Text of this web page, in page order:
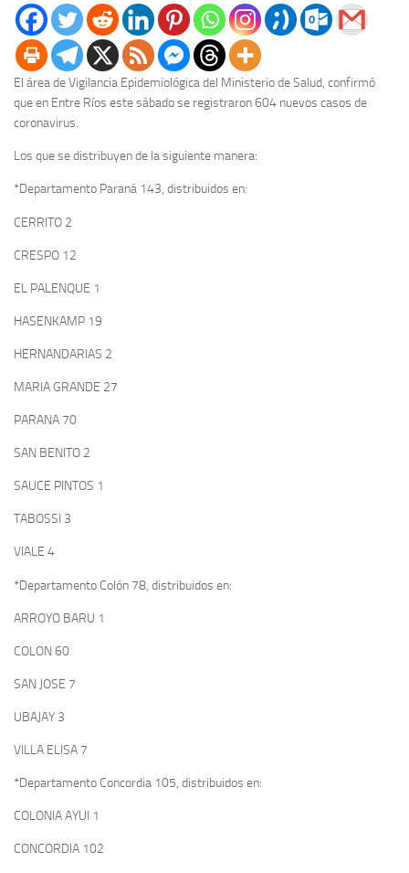
El área de Vigilancia Epidemiológica del Ministerio de Salud, confirmó
que en Entre Ríos este sábado se registraron 604 nuevos casos de
coronavirus.
Los que se distribuyen de la siguiente manera:
*Departamento Paraná 143, distribuidos en:
CERRITO 2
CRESPO 12
EL PALENQUE 1
HASENKAMP 19
HERNANDARIAS 2
MARIA GRANDE 27
PARANA 70
SAN BENITO 2
SAUCE PINTOS 1
TABOSSI 3
VIALE 4
*Departamento Colón 78, distribuidos en:
ARROYO BARU 1
COLON 60
SAN JOSE 7
UBAJAY 3
VILLA ELISA 7
*Departamento Concordia 105, distribuidos en:
COLONIA AYUI 1
CONCORDIA 102